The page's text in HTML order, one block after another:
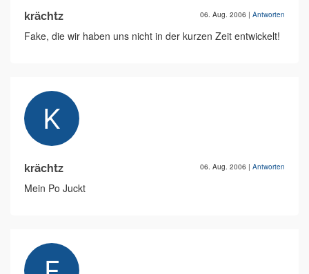
krächtz 06. Aug. 2006 | Antworten
Fake, die wir haben uns nicht in der kurzen Zeit entwickelt!
krächtz 06. Aug. 2006 | Antworten
Mein Po Juckt